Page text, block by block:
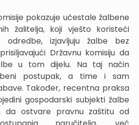
pokazuje učestale žalbene
žalitelja, koji vješto koristeći
odredbe, izjavljuju žalbe bez
Državnu komisiju da
u tom dijelu. Na taj način
postupak, a time i sam
Također, recentna praksa
gospodarski subjekti žalbe
da ostvare pravnu zaštitu od